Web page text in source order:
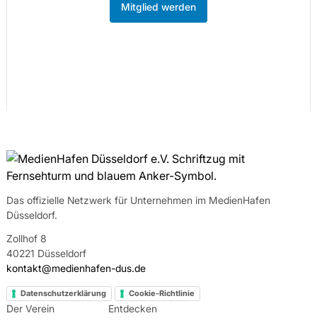
Mitglied werden
Das offizielle Netzwerk für Unternehmen im MedienHafen
Düsseldorf.
Zollhof 8
40221 Düsseldorf
kontakt@medienhafen-dus.de
Datenschutzerklärung Cookie-Richtlinie
Der Verein Entdecken